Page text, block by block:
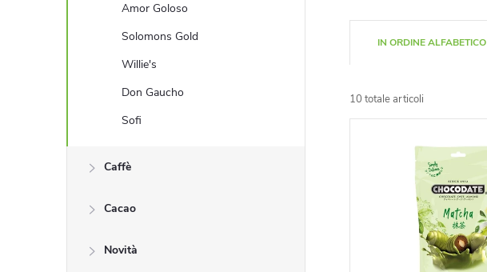
Amor Goloso
Solomons Gold
Willie's
Don Gaucho
Sofi
Caffè
Cacao
Novità
r
d
IN ORDINE ALFABETICO
10 totale articoli